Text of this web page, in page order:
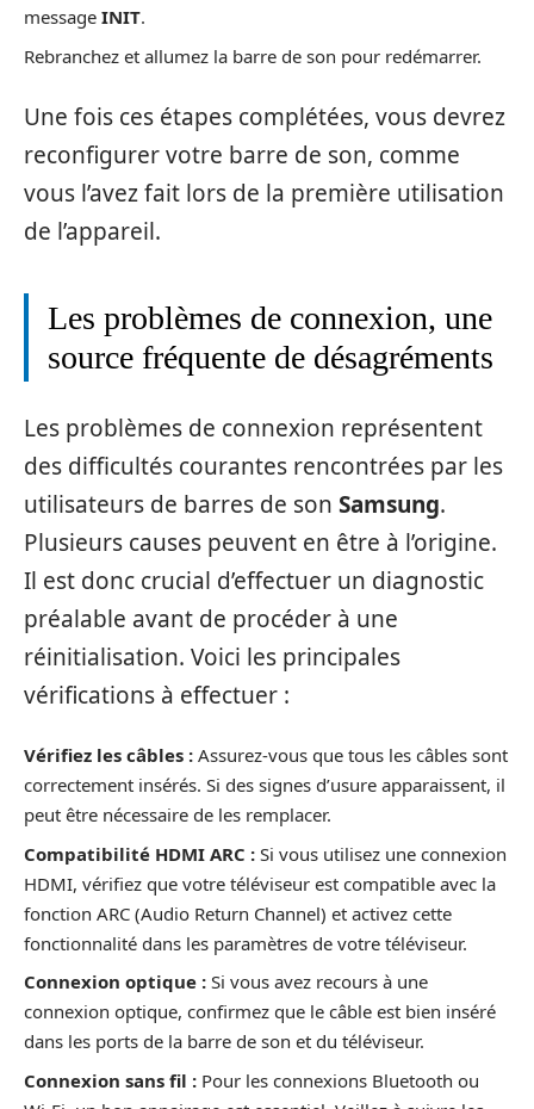
message INIT.
Rebranchez et allumez la barre de son pour redémarrer.
Une fois ces étapes complétées, vous devrez
reconfigurer votre barre de son, comme
vous l’avez fait lors de la première utilisation
de l’appareil.
Les problèmes de connexion, une
source fréquente de désagréments
Les problèmes de connexion représentent
des difficultés courantes rencontrées par les
utilisateurs de barres de son Samsung.
Plusieurs causes peuvent en être à l’origine.
Il est donc crucial d’effectuer un diagnostic
préalable avant de procéder à une
réinitialisation. Voici les principales
vérifications à effectuer :
Vérifiez les câbles : Assurez-vous que tous les câbles sont
correctement insérés. Si des signes d’usure apparaissent, il
peut être nécessaire de les remplacer.
Compatibilité HDMI ARC : Si vous utilisez une connexion
HDMI, vérifiez que votre téléviseur est compatible avec la
fonction ARC (Audio Return Channel) et activez cette
fonctionnalité dans les paramètres de votre téléviseur.
Connexion optique : Si vous avez recours à une
connexion optique, confirmez que le câble est bien inséré
dans les ports de la barre de son et du téléviseur.
Connexion sans fil : Pour les connexions Bluetooth ou